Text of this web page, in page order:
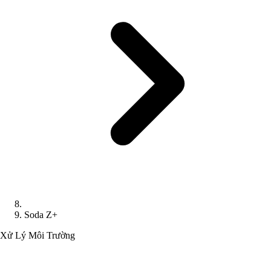
Soda Z+
Xử Lý Môi Trường